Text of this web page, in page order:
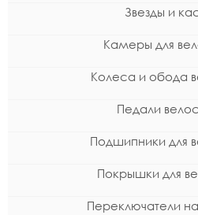
Звезды и
Камеры для
Колеса и обода
Педали
Подшипники для
Покрышки для
Переключатели